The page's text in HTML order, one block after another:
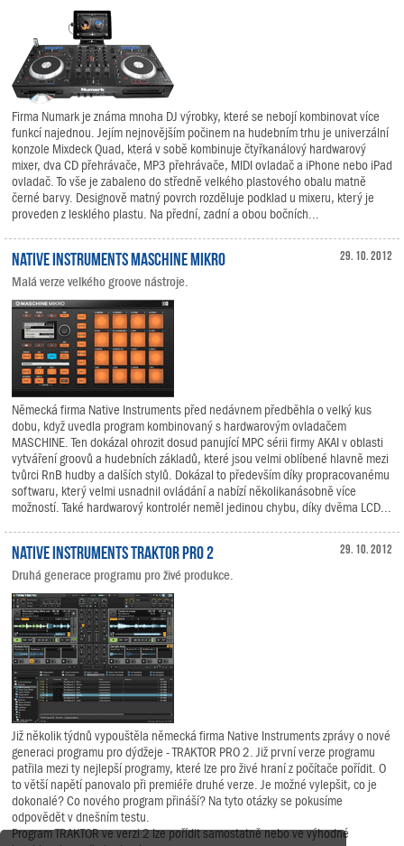
Firma Numark je známa mnoha DJ výrobky, které se nebojí kombinovat více
funkcí najednou. Jejím nejnovějším počinem na hudebním trhu je univerzální
konzole Mixdeck Quad, která v sobě kombinuje čtyřkanálový hardwarový
mixer, dva CD přehrávače, MP3 přehrávače, MIDI ovladač a iPhone nebo iPad
ovladač. To vše je zabaleno do středně velkého plastového obalu matně
černé barvy. Designově matný povrch rozděluje podklad u mixeru, který je
proveden z lesklého plastu. Na přední, zadní a obou bočních...
29. 10. 2012
Native Instruments MASCHINE MIKRO
Malá verze velkého groove nástroje.
Německá firma Native Instruments před nedávnem předběhla o velký kus
dobu, když uvedla program kombinovaný s hardwarovým ovladačem
MASCHINE. Ten dokázal ohrozit dosud panující MPC sérii firmy AKAI v oblasti
vytváření groovů a hudebních základů, které jsou velmi oblíbené hlavně mezi
tvůrci RnB hudby a dalších stylů. Dokázal to především díky propracovanému
softwaru, který velmi usnadnil ovládání a nabízí několikanásobně více
možností. Také hardwarový kontrolér neměl jedinou chybu, díky dvěma LCD...
29. 10. 2012
Native Instruments TRAKTOR PRO 2
Druhá generace programu pro živé produkce.
Již několik týdnů vypouštěla německá firma Native Instruments zprávy o nové
generaci programu pro dýdžeje - TRAKTOR PRO 2. Již první verze programu
patřila mezi ty nejlepší programy, které lze pro živé hraní z počítače pořídit. O
to větší napětí panovalo při premiéře druhé verze. Je možné vylepšit, co je
dokonalé? Co nového program přináší? Na tyto otázky se pokusíme
odpovědět v dnešním testu.
Program TRAKTOR ve verzi 2 lze pořídit samostatně nebo ve výhodné